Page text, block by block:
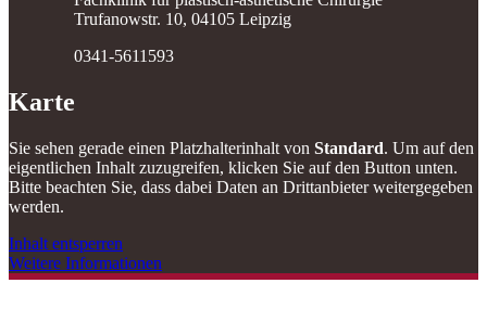
Trufanowstr. 10, 04105 Leipzig
0341-5611593
Karte
Sie sehen gerade einen Platzhalterinhalt von Standard. Um auf den
eigentlichen Inhalt zuzugreifen, klicken Sie auf den Button unten.
Bitte beachten Sie, dass dabei Daten an Drittanbieter weitergegeben
werden.
Inhalt entsperren
Weitere Informationen